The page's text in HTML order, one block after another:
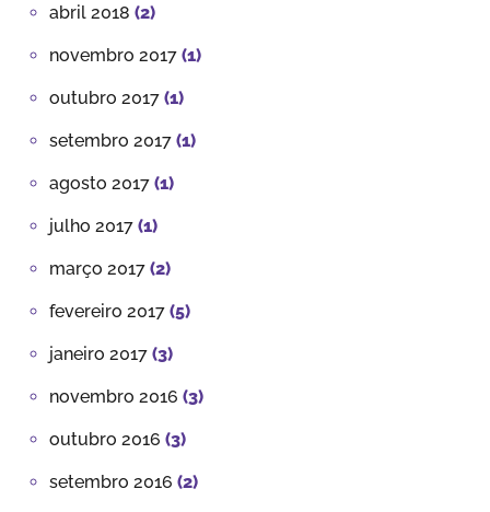
abril 2018 (2)
novembro 2017 (1)
outubro 2017 (1)
setembro 2017 (1)
agosto 2017 (1)
julho 2017 (1)
março 2017 (2)
fevereiro 2017 (5)
janeiro 2017 (3)
novembro 2016 (3)
outubro 2016 (3)
setembro 2016 (2)